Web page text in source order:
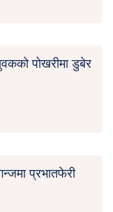
पोखरीमा डुबेर
प्रभातफेरी